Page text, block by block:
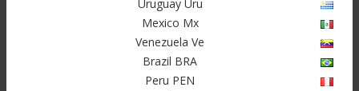
Uruguay Uru
Mexico Mx
Venezuela Ve
Brazil BRA
Peru PEN